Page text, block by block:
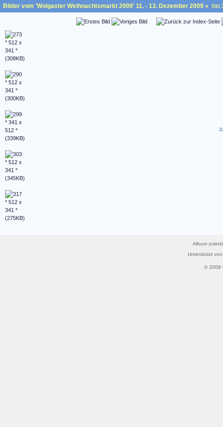
Bilder vom 'Wolgaster Weihnachtsmarkt 2009' 11. - 13. Dezember 2009 » Bild
Album
Unterstützt
© 2009